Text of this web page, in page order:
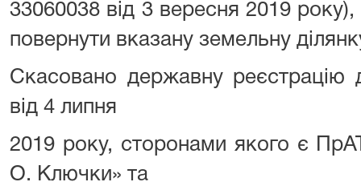
33060038 від 3 вересня 2019 року),
повернути вказану земельну
Скасовано державну реєстрацію
від 4 липня
2019 року, сторонами якого є
О. Ключки» та